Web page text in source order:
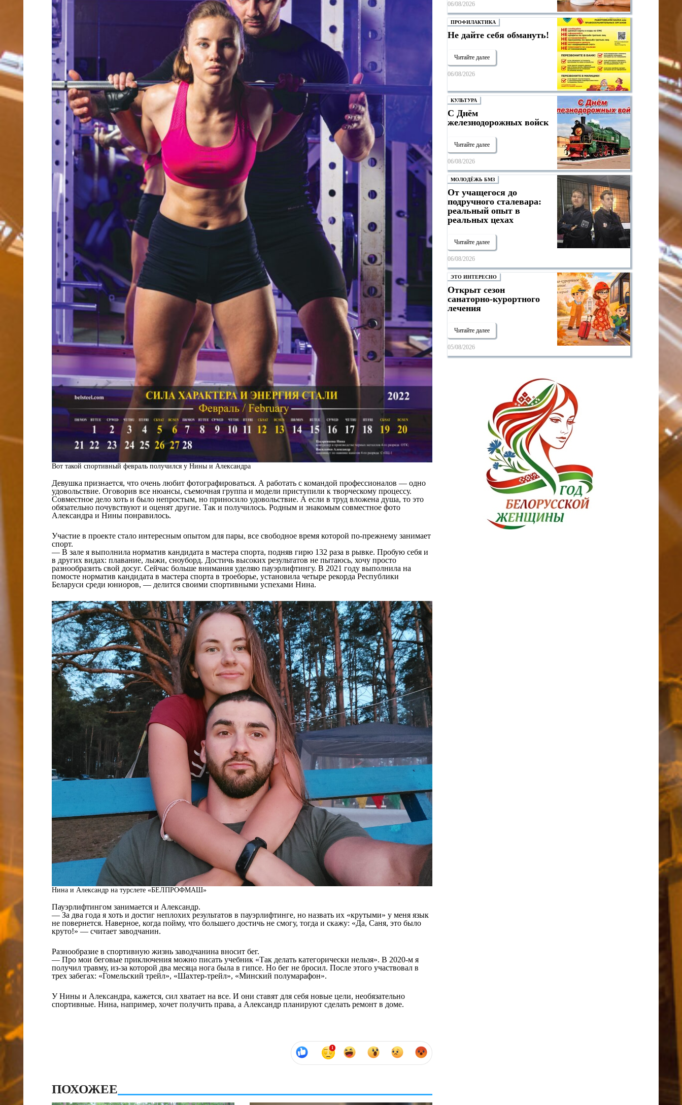
Вот такой спортивный февраль получился у Нины и Александра
Девушка признается, что очень любит фотографироваться. А работать с командой профессионалов — одно
удовольствие. Оговорив все нюансы, съемочная группа и модели приступили к творческому процессу.
Совместное дело хоть и было непростым, но приносило удовольствие. А если в труд вложена душа, то это
обязательно почувствуют и оценят другие. Так и получилось. Родным и знакомым совместное фото
Александра и Нины понравилось.
Участие в проекте стало интересным опытом для пары, все свободное время которой по-прежнему занимает
спорт.
— В зале я выполнила норматив кандидата в мастера спорта, подняв гирю 132 раза в рывке. Пробую себя и
в других видах: плавание, лыжи, сноуборд. Достичь высоких результатов не пытаюсь, хочу просто
разнообразить свой досуг. Сейчас больше внимания уделяю пауэрлифтингу. В 2021 году выполнила на
помосте норматив кандидата в мастера спорта в троеборье, установила четыре рекорда Республики
Беларуси среди юниоров, — делится своими спортивными успехами Нина.
Нина и Александр на турслете «БЕЛПРОФМАШ»
Пауэрлифтингом занимается и Александр.
— За два года я хоть и достиг неплохих результатов в пауэрлифтинге, но назвать их «крутыми» у меня язык
не повернется. Наверное, когда пойму, что большего достичь не смогу, тогда и скажу: «Да, Саня, это было
круто!» — считает заводчанин.
Разнообразие в спортивную жизнь заводчанина вносит бег.
— Про мои беговые приключения можно писать учебник «Так делать категорически нельзя». В 2020-м я
получил травму, из-за которой два месяца нога была в гипсе. Но бег не бросил. После этого участвовал в
трех забегах: «Гомельский трейл», «Шахтер-трейл», «Минский полумарафон».
У Нины и Александра, кажется, сил хватает на все. И они ставят для себя новые цели, необязательно
спортивные. Нина, например, хочет получить права, а Александр планируют сделать ремонт в доме.
ПОХОЖЕЕ
06/08/2026
ПРОФИЛАКТИКА
Не дайте себя обмануть!
Читайте далее
06/08/2026
КУЛЬТУРА
С Днём
железнодорожных войск
Читайте далее
06/08/2026
МОЛОДЁЖЬ БМЗ
От учащегося до
подручного сталевара:
реальный опыт в
реальных цехах
Читайте далее
06/08/2026
ЭТО ИНТЕРЕСНО
Открыт сезон
санаторно-курортного
лечения
Читайте далее
05/08/2026